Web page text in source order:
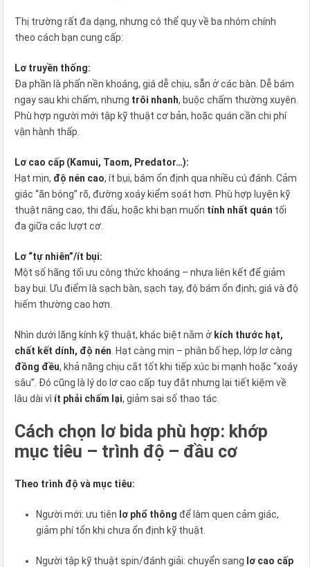
Thị trường rất đa dạng, nhưng có thể quy về ba nhóm chính
theo cách bạn cung cấp:
Lơ truyền thống:
Đa phần là phấn nền khoáng, giá dễ chịu, sẵn ở các bàn. Dễ bám
ngay sau khi chấm, nhưng trôi nhanh, buộc chấm thường xuyên.
Phù hợp người mới tập kỹ thuật cơ bản, hoặc quán cần chi phí
vận hành thấp.
Lơ cao cấp (Kamui, Taom, Predator…):
Hạt mịn, độ nén cao, ít bụi, bám ổn định qua nhiều cú đánh. Cảm
giác “ăn bóng” rõ, đường xoáy kiểm soát hơn. Phù hợp luyện kỹ
thuật nâng cao, thi đấu, hoặc khi bạn muốn tính nhất quán tối
đa giữa các lượt cơ.
Lơ “tự nhiên”/ít bụi:
Một số hãng tối ưu công thức khoáng – nhựa liên kết để giảm
bay bụi. Ưu điểm là sạch bàn, sạch tay, độ bám ổn định; giá và độ
hiếm thường cao hơn.
Nhìn dưới lăng kính kỹ thuật, khác biệt nằm ở kích thước hạt,
chất kết dính, độ nén . Hạt càng mịn – phân bố hẹp, lớp lơ càng
đồng đều, khả năng chịu cắt tốt khi tiếp xúc bi mạnh hoặc “xoáy
sâu”. Đó cũng là lý do lơ cao cấp tuy đắt nhưng lại tiết kiệm về
lâu dài vì ít phải chấm lại, giảm sai số thao tác.
Cách chọn lơ bida phù hợp: khớp
mục tiêu – trình độ – đầu cơ
Theo trình độ và mục tiêu:
Người mới: ưu tiên lơ phổ thông để làm quen cảm giác,
giảm phí tổn khi chưa ổn định kỹ thuật.
Người tập kỹ thuật spin/đánh giải: chuyển sang lơ cao cấp